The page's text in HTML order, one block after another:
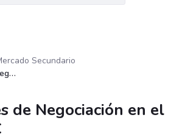
Secundario
Volúmenes de Negociación
de Negociación en el